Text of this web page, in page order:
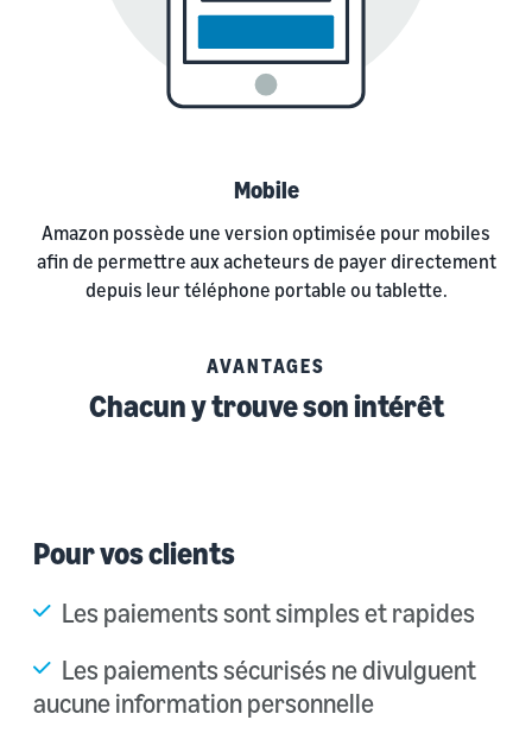
Mobile
Amazon possède une version optimisée pour mobiles
afin de permettre aux acheteurs de payer directement
depuis leur téléphone portable ou tablette.
AVANTAGES
Chacun y trouve son intérêt
Pour vos clients
Les paiements sont simples et rapides
Les paiements sécurisés ne divulguent
aucune information personnelle